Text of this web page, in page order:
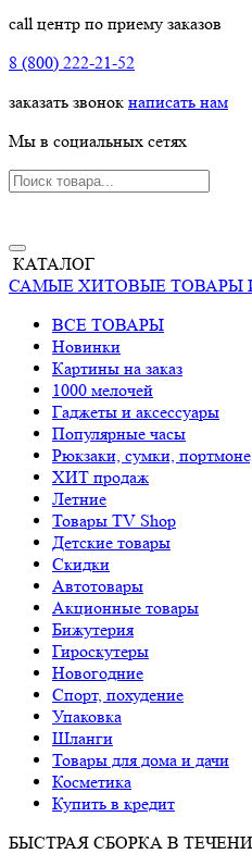
call центр по приему заказов
8 (800) 222-21-52
заказать звонок написать нам
Мы в социальных сетях
КАТАЛОГ
САМЫЕ ХИТОВЫЕ ТОВАРЫ
ВСЕ ТОВАРЫ
Новинки
Картины на заказ
1000 мелочей
Гаджеты и аксессуары
Популярные часы
Рюкзаки, сумки,
ХИТ продаж
Летние
Товары TV Shop
Детские товары
Cкидки
Автотовары
Акционные товары
Бижутерия
Гироскутеры
Новогодние
Спорт, похудение
Упаковка
Шланги
Товары для дома и дачи
Косметика
Купить в кредит
БЫСТРАЯ СБОРКА В